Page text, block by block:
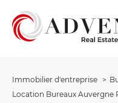
Immobilier d'entreprise
Location Bureaux Auvergne